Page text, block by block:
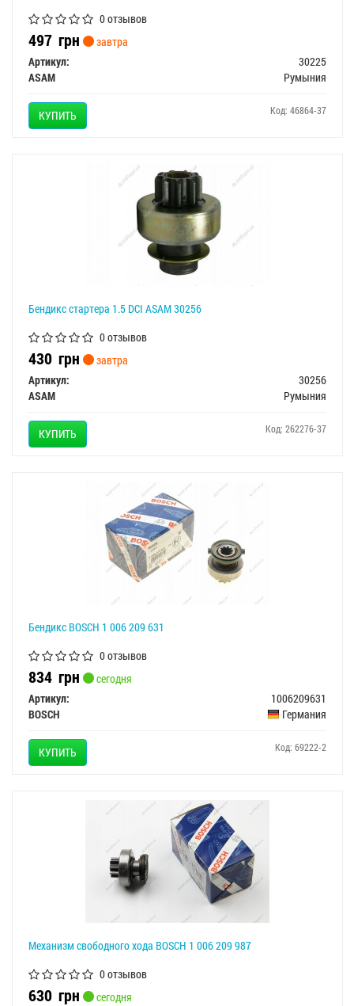
0 отзывов
497 грн
завтра
Артикул:
30225
ASAM
Румыния
КУПИТЬ Код: 46864-37
Бендикс стартера 1.5 DCI ASAM 30256
0 отзывов
430 грн
завтра
Артикул:
30256
ASAM
Румыния
КУПИТЬ Код: 262276-37
Бендикс BOSCH 1 006 209 631
0 отзывов
834 грн
сегодня
Артикул:
1006209631
BOSCH
Германия
КУПИТЬ Код: 69222-2
Механизм свободного хода BOSCH 1 006 209 987
0 отзывов
630 грн
сегодня